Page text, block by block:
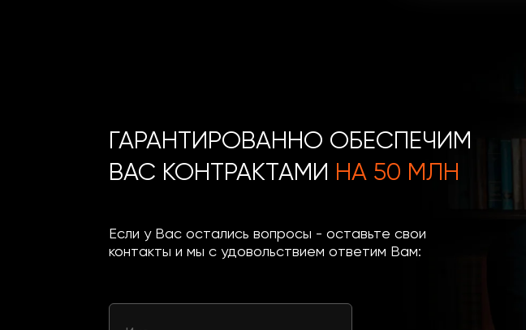
ГАРАНТИРОВАННО ОБЕСПЕЧИМ
ВАС КОНТРАКТАМИ НА 50 МЛН
Если у Вас остались вопросы - оставьте свои
контакты и мы с удовольствием ответим Вам: